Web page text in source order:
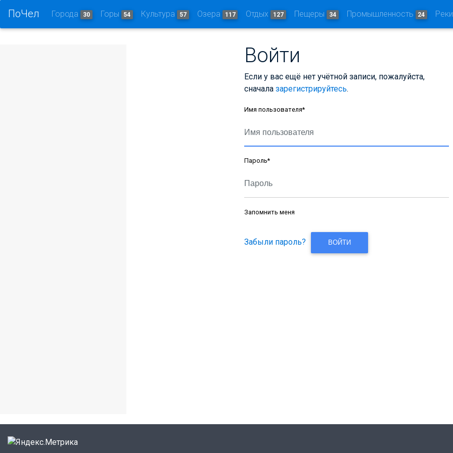
ПоЧел Города 30 Горы 54 Культура 57 Озера 117 Отдых 127 Пещеры 34 Промышленность 24
Войти
Если у вас ещё нет учётной записи, пожалуйста,
сначала зарегистрируйтесь.
Имя пользователя*
Пароль*
Запомнить меня
Забыли пароль? ВОЙТИ